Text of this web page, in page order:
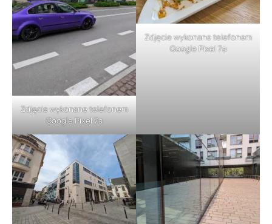
Zdjęcie wykonane telefonem
Google Pixel 7a
Zdjęcie wykonane telefonem
Google Pixel 7a